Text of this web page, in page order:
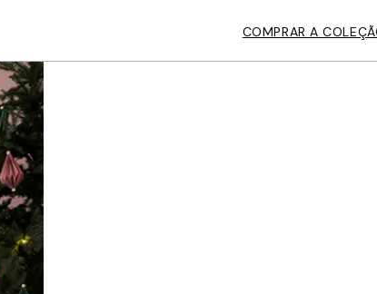
COMPRAR A